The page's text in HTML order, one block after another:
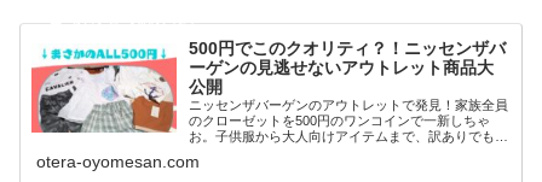
500円でこのクオリティ？！ニッセンザバ
ーゲンの見逃せないアウトレット商品大
公開
ニッセンザバーゲンのアウトレットで発見！家族全員
のクローゼットを500円のワンコインで一新しちゃ
お。子供服から大人向けアイテムまで、訳ありでも品
開。賢いショッピングで、おしゃれも節約も叶えるチ
otera-oyomesan.com